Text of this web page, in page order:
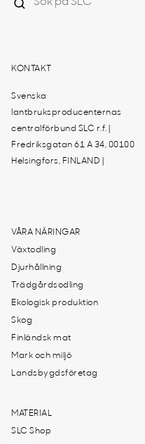
KONTAKT
Svenska
lantbruksproducenternas
centralförbund SLC r.f. |
Fredriksgatan 61 A 34, 00100
Helsingfors, FINLAND |
VÅRA NÄRINGAR
Växtodling
Djurhållning
Trädgårdsodling
Ekologisk produktion
Skog
Finländsk mat
Mark och miljö
Landsbygdsföretag
MATERIAL
SLC Shop